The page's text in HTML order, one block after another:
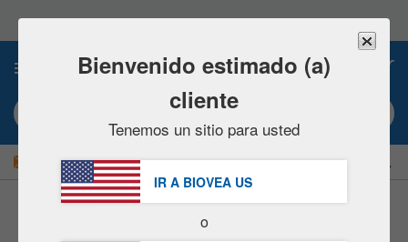
este
sitio
incluye
sistema
de Búsqueda por palabra clave o nº artículo
¡AHORRE UN 15 % AHORA! | GRATUITAEntrega $49,00 »
Bienvenido estimado (a)
cliente
Tenemos un sitio para usted
IR A BIOVEA US
o